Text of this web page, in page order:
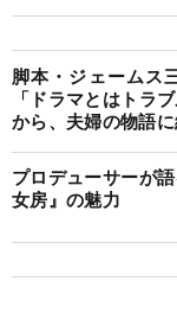
脚本・ジェームス
「ドラマとはトラ
から、夫婦の物語に
プロデューサーが
女房』の魅力